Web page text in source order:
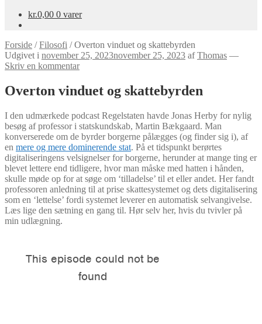
kr.0,00 0 varer
Forside /Filosofi /Overton vinduet og skattebyrden
Udgivet i november 25, 2023november 25, 2023 afThomas —
Skriv en kommentar
Overton vinduet og skattebyrden
I den udmærkede podcast Regelstaten havde Jonas Herby for nylig
besøg af professor i statskundskab, Martin Bækgaard. Man
konverserede om de byrder borgerne pålægges (og finder sig i), af
en mere og mere dominerende stat. På et tidspunkt berørtes
digitaliseringens velsignelser for borgerne, herunder at mange ting er
blevet lettere end tidligere, hvor man måske med hatten i hånden,
skulle møde op for at søge om ‘tilladelse’ til et eller andet. Her fandt
professoren anledning til at prise skattesystemet og dets digitalisering
som en ‘lettelse’ fordi systemet leverer en automatisk selvangivelse.
Læs lige den sætning en gang til. Hør selv her, hvis du tvivler på
min udlægning.